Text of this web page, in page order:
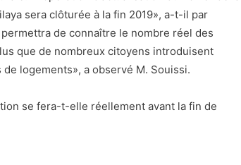
sera clôturée à la fin 2019», a-t-il par
de connaître le nombre réel des
que de nombreux citoyens introduisent
logements», a observé M. Souissi.
se fera-t-elle réellement avant la fin de